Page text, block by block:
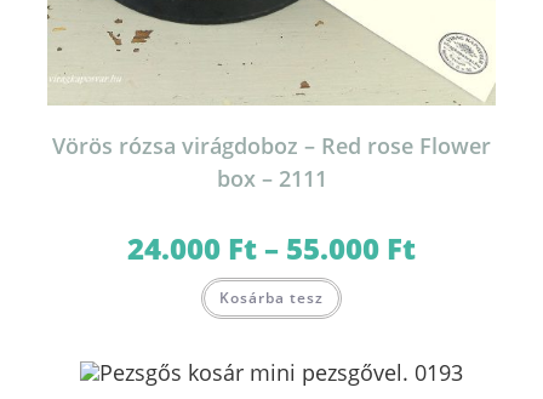
Vörös rózsa virágdoboz – Red rose Flower
box – 2111
24.000 Ft– 55.000 Ft24.000 Ft
Kosárba tesz a
van.
A